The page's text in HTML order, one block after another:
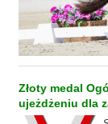
Złoty medal
ujeżdżeniu dla